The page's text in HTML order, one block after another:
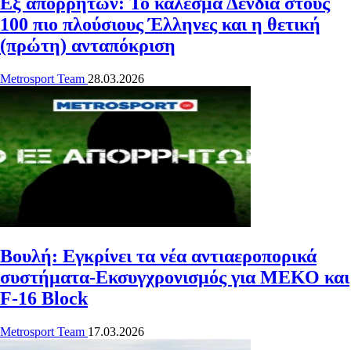
100 πιο πλούσιους Έλληνες και η θετική
(πρώτη) ανταπόκριση
Metrosport Team 28.03.2026
Βουλή: Εγκρίνει τα νέα αντιαεροπορικά
συστήματα-Εκσυγχρονισμός για ΜΕΚΟ και
F-16 Block
Metrosport Team 17.03.2026